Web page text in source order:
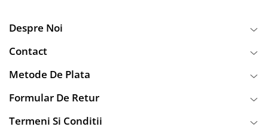
Despre Noi
Contact
Metode De Plata
Formular De Retur
Termeni Si Conditii